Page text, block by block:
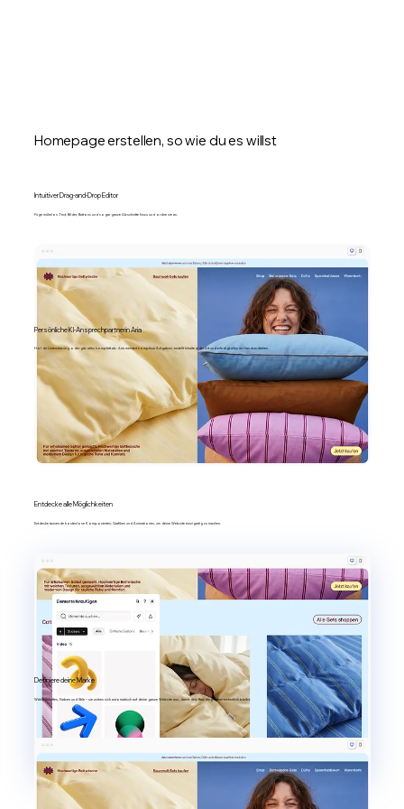
Homepage erstellen, so wie du es willst
Intuitiver Drag-and-Drop Editor
Füge mühelos Text, Bilder, Buttons und sogar ganze Abschnitte hinzu und ordne sie an.
Persönliche KI-Ansprechpartnerin Aria
Hol dir Unterstützung oder gib alles komplett ab. Aria meistert komplexe Aufgaben, erstellt Inhalte jeder Art und erledigt alles im Handumdrehen.
Entdecke alle Möglichkeiten
Entdecke tausende kostenlose Komponenten, Grafiken und Animationen, um deine Website einzigartig zu machen.
Definiere deine Marke
Wähle Schriften, Farben und Stile – sie wirken sich automatisch auf deine ganze Website aus, damit dein Branding immer einheitlich bleibt.